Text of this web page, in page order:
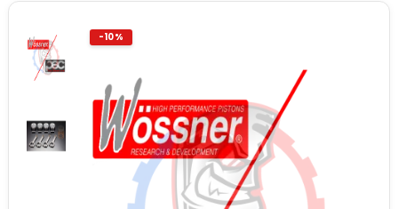
-10%